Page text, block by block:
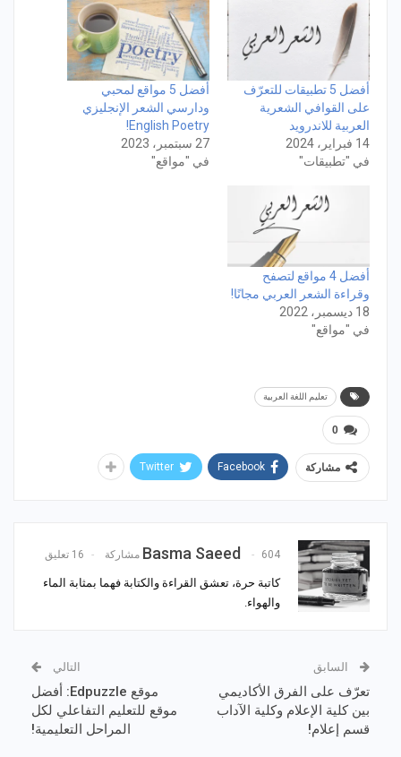
أفضل 5 تطبيقات للتعرّف
على القوافي الشعرية
العربية للاندرويد
14 فبراير، 2024
في "تطبيقات"
أفضل 5 مواقع لمحبي
ودارسي الشعر الإنجليزي
English Poetry!
27 سبتمبر، 2023
في "مواقع"
أفضل 4 مواقع لتصفح
وقراءة الشعر العربي مجانًا!
18 ديسمبر، 2022
في "مواقع"
تعليم اللغة العربية
0
مشاركة Facebook
Twitter
Basma Saeed 604 مشاركة 16 تعليق
كاتبة حرة، تعشق القراءة والكتابة فهما بمثابة الماء
والهواء.
السابق
تعرّف على الفرق الأكاديمي
بين كلية الإعلام وكلية الآداب
قسم إعلام!
التالي
موقع Edpuzzle: أفضل
موقع للتعليم التفاعلي لكل
المراحل التعليمية!